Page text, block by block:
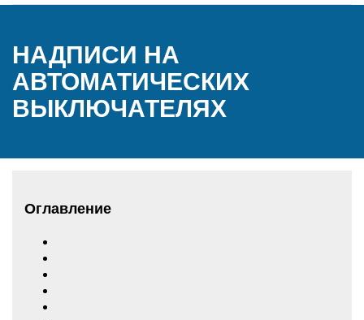
НАДПИСИ НА
АВТОМАТИЧЕСКИХ
ВЫКЛЮЧАТЕЛЯХ
Оглавление